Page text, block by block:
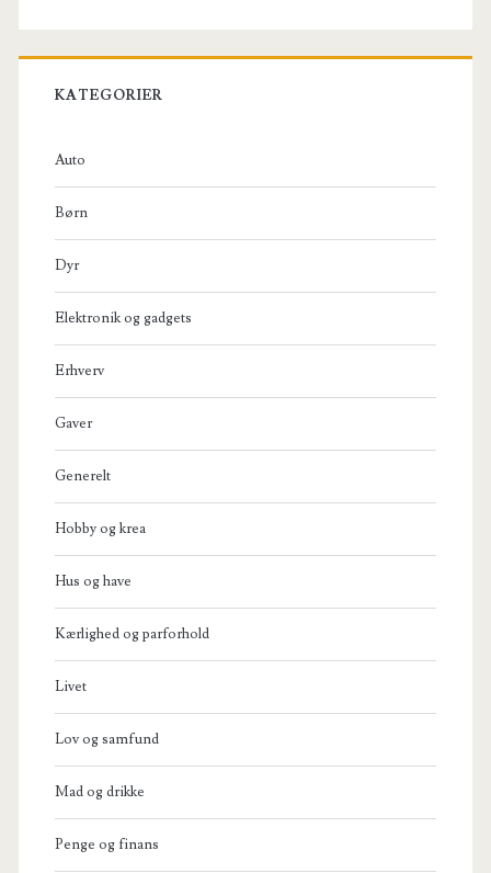
KATEGORIER
Auto
Børn
Dyr
Elektronik og gadgets
Erhverv
Gaver
Generelt
Hobby og krea
Hus og have
Kærlighed og parforhold
Livet
Lov og samfund
Mad og drikke
Penge og finans